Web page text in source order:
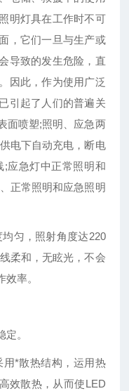
明灯具在工作时不可
，它们一旦与生产或
导致的发生危险，直
因此，作为使用广泛
引起了人们的普遍关
面喷塑;照明、应急两
电下自动充电，断电
;应急灯中正常照明和
正常照明和应急照明
匀，照射角度达220
柔和，无眩光，不会
率。
。
用*散热结构，运用热
效散热，从而使LED